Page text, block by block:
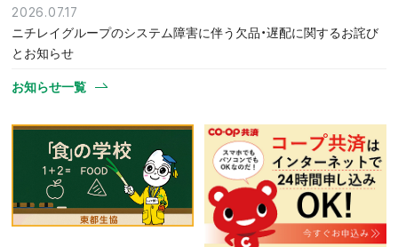
2026.07.17
ニチレイグループのシステム障害に伴う欠品・遅配に関するお詫び
とお知らせ
お知らせ一覧